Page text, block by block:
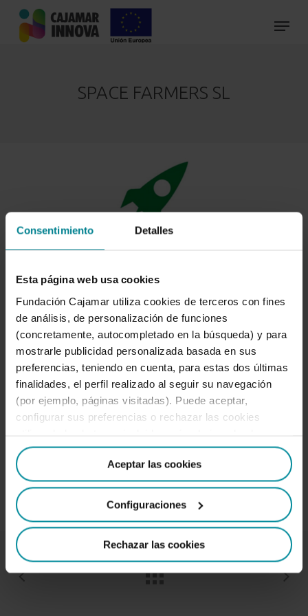
Consentimiento Detalles
Esta página web usa cookies
Fundación Cajamar utiliza cookies de terceros con fines
de análisis, de personalización de funciones
(concretamente, autocompletado en la búsqueda) y para
mostrarle publicidad personalizada basada en sus
preferencias, teniendo en cuenta, para estas dos últimas
finalidades, el perfil realizado al seguir su navegación
(por ejemplo, páginas visitadas). Puede aceptar,
configurar sus preferencias o rechazar las cookies
“Detalles”. También puede obtener más información, así
como cambiar el consentimiento en cualquier momento
desde nuestraPolítica de Cookies.
Aceptar las cookies
Configuraciones
Rechazar las cookies
Skip
SPACE FARMERS SL
Nombre del proyecto:Space Farmers C02NET
Captura de CO2 a gran escala mediante la
producción de microalgas y cianobacterias.
Información de contacto:
Ver más